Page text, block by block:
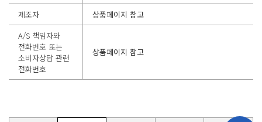
제조자
상품페이지 참고
A/S 책임자와
전화번호 또는
소비자상담 관련
전화번호
상품페이지 참고